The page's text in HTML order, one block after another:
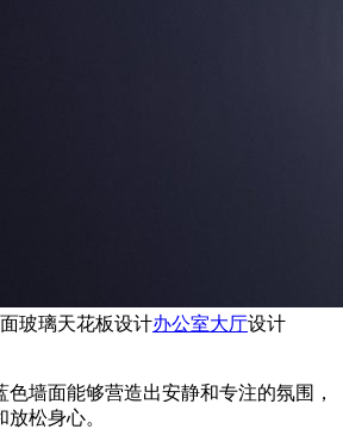
玻璃天花板设计办公室大厅设计
墙面能够营造出安静和专注的氛围，
松身心。